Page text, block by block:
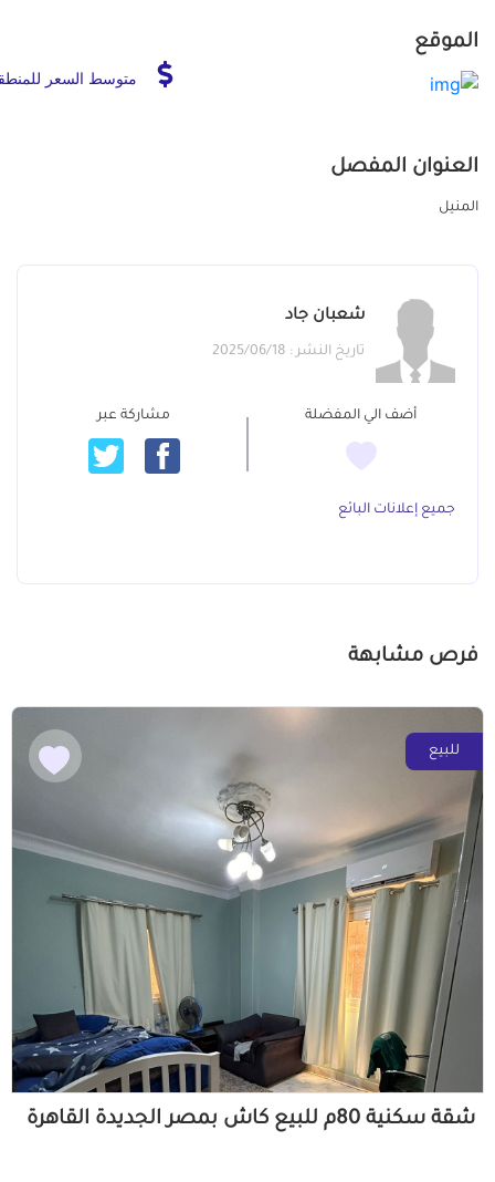
الموقع
متوسط السعر
العنوان المفصل
المنيل
شعبان جاد
تاريخ النشر : 2025/06/18
أضف الي المفضلة مشاركة عبر
جميع إعلانات البائع
فرص مشابهة
للبيع
شقة سكنية 80م للبيع كاش بمصر الجديدة القاهرة